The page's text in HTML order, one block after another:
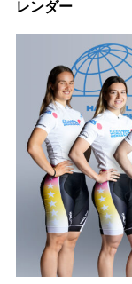
レンダー